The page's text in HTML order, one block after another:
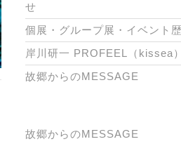
せ
個展・グループ展・イベント
岸川研一 PROFEEL（kissea）
故郷からのMESSAGE
故郷からのMESSAGE